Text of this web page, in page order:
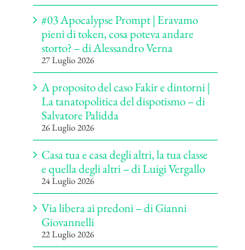
#03 Apocalypse Prompt | Eravamo
pieni di token, cosa poteva andare
storto? – di Alessandro Verna
27 Luglio 2026
A proposito del caso Fakir e dintorni |
La tanatopolitica del dispotismo – di
Salvatore Palidda
26 Luglio 2026
Casa tua e casa degli altri, la tua classe
e quella degli altri – di Luigi Vergallo
24 Luglio 2026
Via libera ai predoni – di Gianni
Giovannelli
22 Luglio 2026